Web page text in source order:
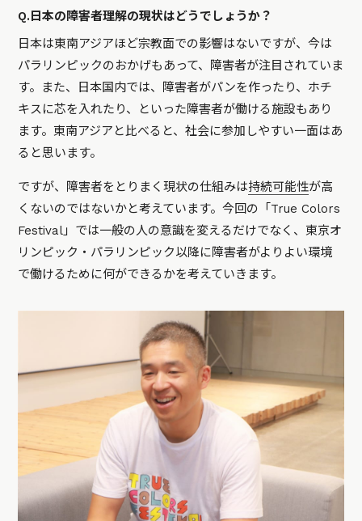
Q.日本の障害者理解の現状はどうでしょうか？
日本は東南アジアほど宗教面での影響はないですが、今は
パラリンピックのおかげもあって、障害者が注目されていま
す。また、日本国内では、障害者がパンを作ったり、ホチ
キスに芯を入れたり、といった障害者が働ける施設もあり
ます。東南アジアと比べると、社会に参加しやすい一面はあ
ると思います。
ですが、障害者をとりまく現状の仕組みは持続可能性が高
くないのではないかと考えています。今回の「True Colors
Festival」では一般の人の意識を変えるだけでなく、東京オ
リンピック・パラリンピック以降に障害者がよりよい環境
で働けるために何ができるかを考えていきます。